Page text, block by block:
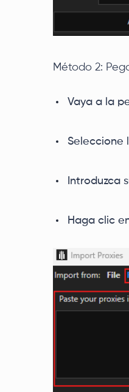
Método 2:
Vaya a la
Seleccione
Introduzca
Haga clic